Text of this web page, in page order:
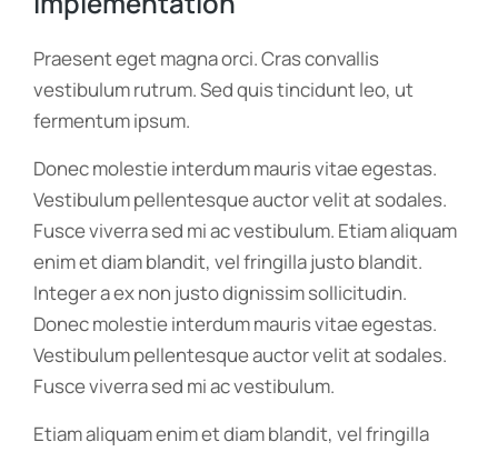
Praesent eget magna orci. Cras convallis
vestibulum rutrum. Sed quis tincidunt leo, ut
fermentum ipsum.
Donec molestie interdum mauris vitae egestas.
Vestibulum pellentesque auctor velit at sodales.
Fusce viverra sed mi ac vestibulum. Etiam aliquam
enim et diam blandit, vel fringilla justo blandit.
Integer a ex non justo dignissim sollicitudin.
Donec molestie interdum mauris vitae egestas.
Vestibulum pellentesque auctor velit at sodales.
Fusce viverra sed mi ac vestibulum.
Etiam aliquam enim et diam blandit, vel fringilla